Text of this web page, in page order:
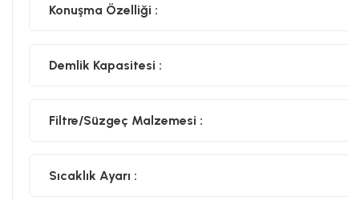
Konuşma Özelliği :
Demlik Kapasitesi :
Filtre/Süzgeç Malzemesi :
Sıcaklık Ayarı :